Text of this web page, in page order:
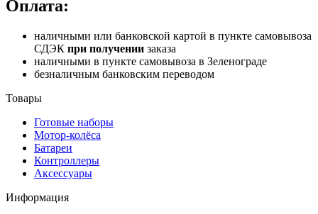
Оплата:
наличными или банковской картой в пункте самовывоза
СДЭК при получении заказа
наличными в пункте самовывоза в Зеленограде
безналичным банковским переводом
Товары
Готовые наборы
Мотор-колёса
Батареи
Контроллеры
Аксессуары
Информация